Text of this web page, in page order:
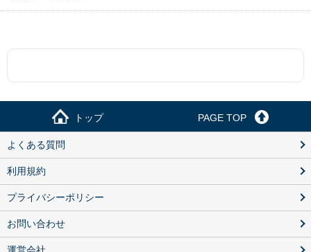
トップ PAGE TOP
よくある質問
利用規約
プライバシーポリシー
お問い合わせ
運営会社